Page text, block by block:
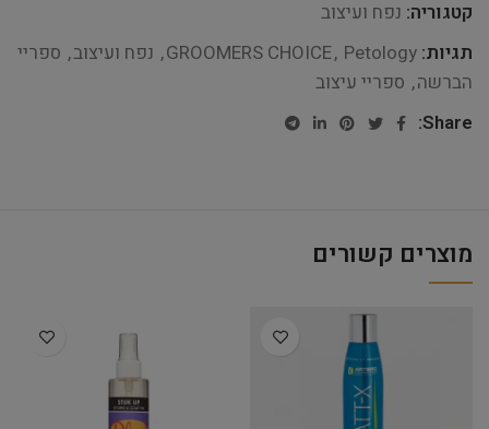
קטגוריה: נפח ועיצוב
תגיות:
GROOMERS CHOICE, Petology
, נפח ועיצוב, ספריי
הברשה, ספריי עיצוב
Share:
מוצרים קשורים